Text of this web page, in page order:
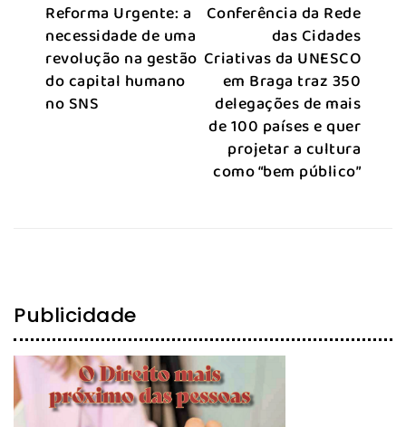
Reforma Urgente: a
necessidade de uma
revolução na gestão
do capital humano
no SNS
Conferência da Rede
das Cidades
Criativas da UNESCO
em Braga traz 350
delegações de mais
de 100 países e quer
projetar a cultura
como “bem público”
Publicidade